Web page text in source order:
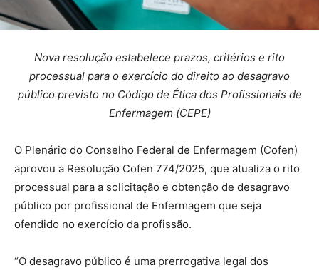
Nova resolução estabelece prazos, critérios e rito
processual para o exercício do direito ao desagravo
público previsto no Código de Ética dos Profissionais de
Enfermagem (CEPE)
O Plenário do Conselho Federal de Enfermagem (Cofen)
aprovou a Resolução Cofen 774/2025, que atualiza o rito
processual para a solicitação e obtenção de desagravo
público por profissional de Enfermagem que seja
ofendido no exercício da profissão.
“O desagravo público é uma prerrogativa legal dos